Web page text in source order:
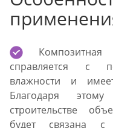
Композитная
справляется с
влажности и
Благодаря
строительстве
будет связана с